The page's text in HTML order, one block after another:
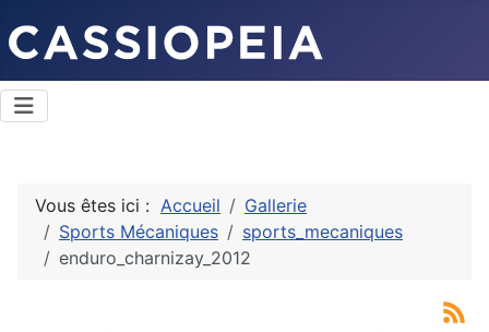
Vous êtes ici : Accueil
Gallerie
Sports Mécaniques
sports_mecaniques
enduro_charnizay_2012